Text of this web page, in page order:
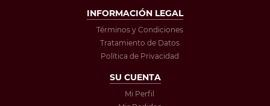
INFORMACIÓN LEGAL
Términos y Condiciones
Tratamiento de Datos
Política de Privacidad
SU CUENTA
Mi Perfil